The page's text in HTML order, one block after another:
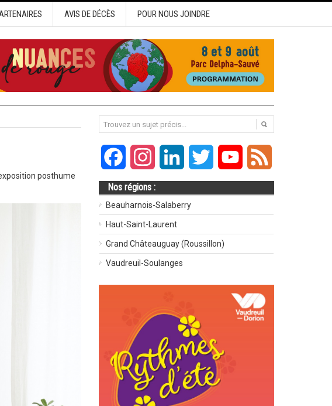
AVIS DE DÉCÈS POUR NOUS JOINDRE
posthume
FacebookInstagramLinkedIn Twitter YouTube
Nos régions :
Beauharnois-Salaberry
Haut-Saint-Laurent
Grand Châteauguay (Roussillon)
Vaudreuil-Soulanges